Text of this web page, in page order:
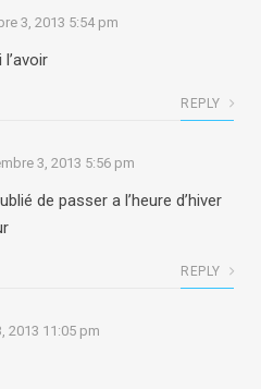
3, 2013 5:54 pm
REPLY
3, 2013 5:56 pm
de passer a l’heure d’hiver
REPLY
2013 11:05 pm